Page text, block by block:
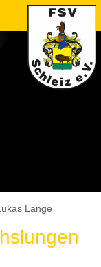
Lange